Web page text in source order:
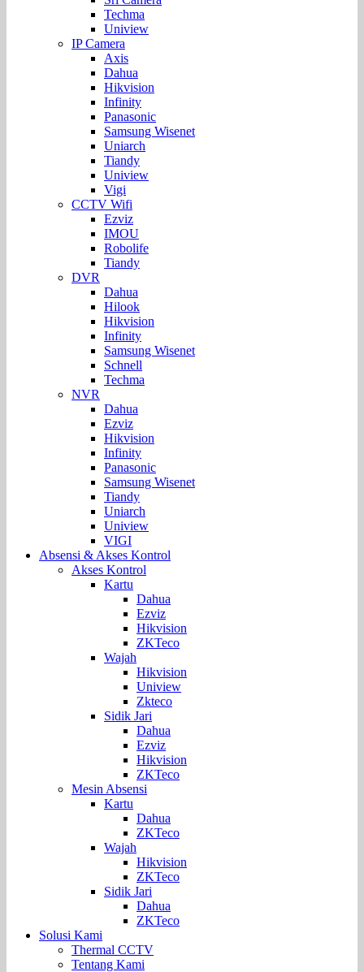
Techma
Uniview
IP Camera
Axis
Dahua
Hikvision
Infinity
Panasonic
Samsung Wisenet
Uniarch
Tiandy
Uniview
Vigi
CCTV Wifi
Ezviz
IMOU
Robolife
Tiandy
DVR
Dahua
Hilook
Hikvision
Infinity
Samsung Wisenet
Schnell
Techma
NVR
Dahua
Ezviz
Hikvision
Infinity
Panasonic
Samsung Wisenet
Tiandy
Uniarch
Uniview
VIGI
Absensi & Akses Kontrol
Akses Kontrol
Kartu
Dahua
Ezviz
Hikvision
ZKTeco
Wajah
Hikvision
Uniview
Zkteco
Sidik Jari
Dahua
Ezviz
Hikvision
ZKTeco
Mesin Absensi
Kartu
Dahua
ZKTeco
Wajah
Hikvision
ZKTeco
Sidik Jari
Dahua
ZKTeco
Solusi Kami
Thermal CCTV
Tentang Kami